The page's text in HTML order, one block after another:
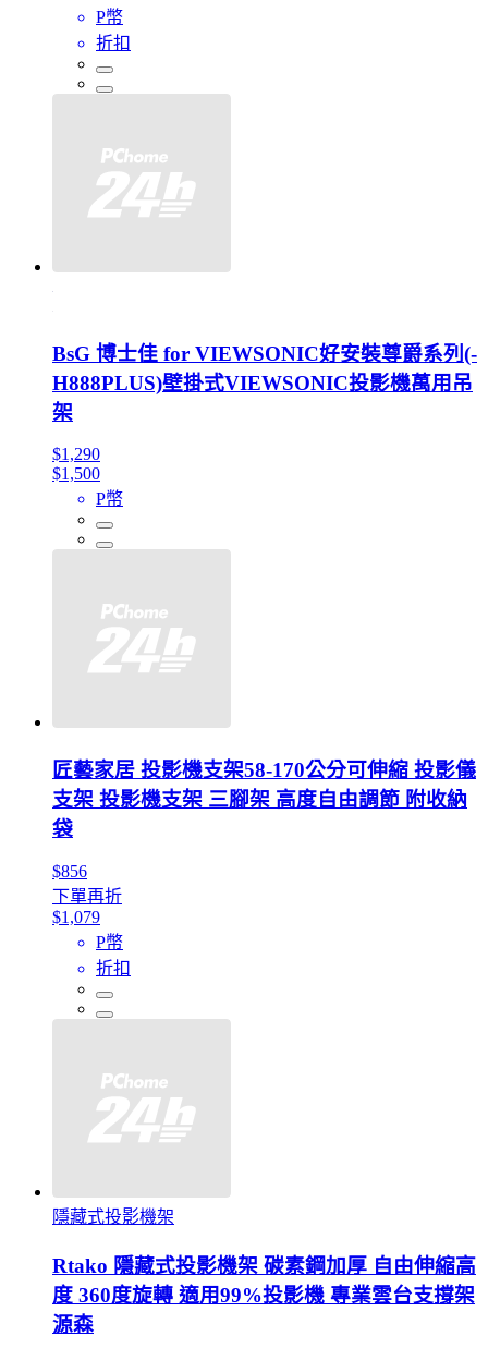
P幣
折扣
BsG 博士佳 for VIEWSONIC好安裝尊爵系列(-
H888PLUS)壁掛式VIEWSONIC投影機萬用吊
架
$1,290
$1,500
P幣
匠藝家居 投影機支架58-170公分可伸縮 投影儀
支架 投影機支架 三腳架 高度自由調節 附收納
袋
$856
下單再折
$1,079
P幣
折扣
隱藏式投影機架
Rtako 隱藏式投影機架 碳素鋼加厚 自由伸縮高
度 360度旋轉 適用99%投影機 專業雲台支撐架
源森